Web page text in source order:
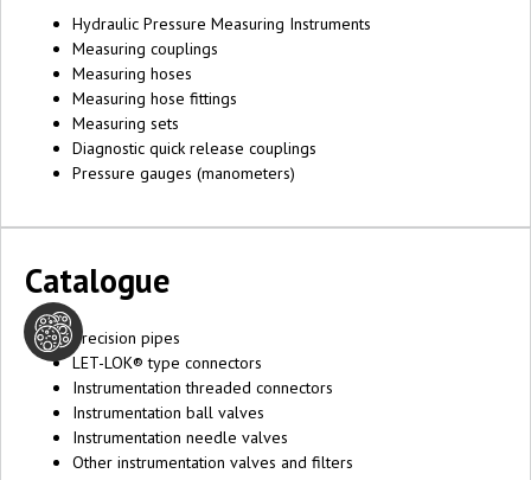
Hydraulic Pressure Measuring Instruments
Measuring couplings
Measuring hoses
Measuring hose fittings
Measuring sets
Diagnostic quick release couplings
Pressure gauges (manometers)
Catalogue
Precision pipes
LET-LOK® type connectors
Instrumentation threaded connectors
Instrumentation ball valves
Instrumentation needle valves
Other instrumentation valves and filters